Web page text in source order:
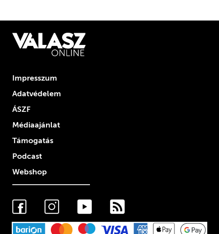
Impresszum
Adatvédelem
ÁSZF
Médiaajánlat
Támogatás
Podcast
Webshop